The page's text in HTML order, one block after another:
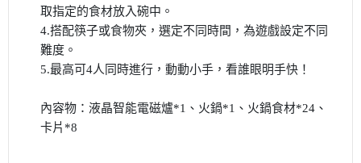
取指定的食材放入碗中。
4.搭配筷子或食物夾，選定不同時間，為遊戲設定不同
難度。
5.最高可4人同時進行，動動小手，看誰眼明手快！
內容物：液晶智能電磁爐*1、火鍋*1、火鍋食材*24、
卡片*8